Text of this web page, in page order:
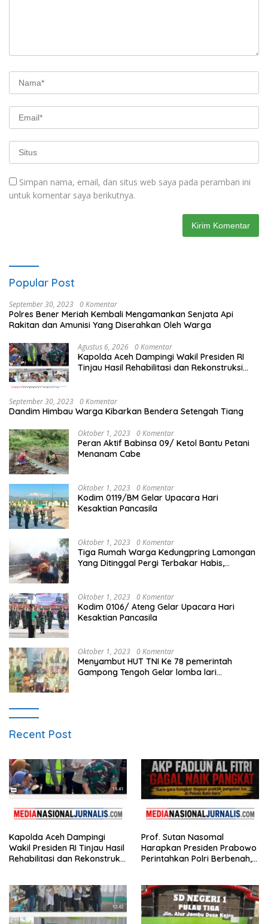
Simpan nama, email, dan situs web saya pada peramban ini
untuk komentar saya berikutnya.
Popular Post
September 30, 2023 0 Komentar
Polres Bener Meriah Kembali Mengamankan Senjata Api
Rakitan dan Amunisi Yang Diserahkan Oleh Warga
Agustus 6, 2026 0 Komentar
Kapolda Aceh Dampingi Wakil Presiden RI
Tinjau Hasil Rehabilitasi dan Rekonstruksi
September 30, 2023 0 Komentar
Dandim Himbau Warga Kibarkan Bendera Setengah Tiang
Oktober 1, 2023 0 Komentar
Peran Aktif Babinsa 09/ Ketol Bantu Petani
Menanam Cabe
Oktober 1, 2023 0 Komentar
Kodim 0119/BM Gelar Upacara Hari
Kesaktian Pancasila
Oktober 1, 2023 0 Komentar
Tiga Rumah Warga Kedungpring Lamongan
Yang Ditinggal Pergi Terbakar Habis,
Oktober 1, 2023 0 Komentar
Kodim 0106/ Ateng Gelar Upacara Hari
Kesaktian Pancasila
Oktober 1, 2023 0 Komentar
Menyambut HUT TNI Ke 78 pemerintah
Gampong Tengoh Gelar lomba lari
Recent Post
Kapolda Aceh Dampingi
Wakil Presiden RI Tinjau Hasil
Rehabilitasi dan Rekonstruksi
Prof. Sutan Nasomal
Harapkan Presiden Prabowo
Perintahkan Polri Berbenah,